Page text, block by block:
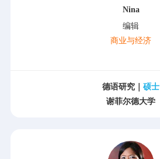
Nina
编辑
商业与经济
德语研究｜ 硕士
谢菲尔德大学